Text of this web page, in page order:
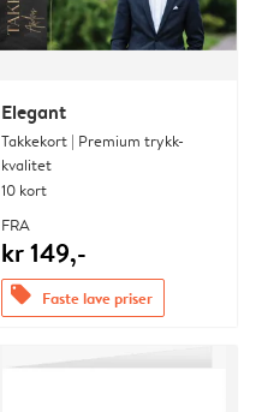
Elegant
Takkekort | Premium trykk-
kvalitet
10 kort
FRA
kr 149,-
offers Faste lave priser